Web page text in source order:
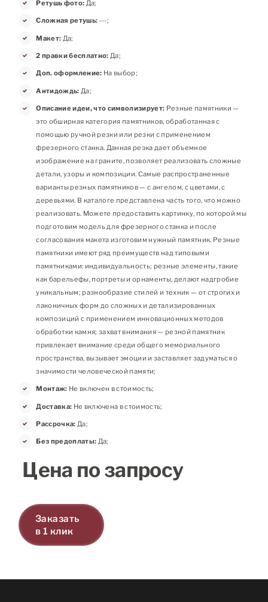
Ретушь фото: Да;
Сложная ретушь: ---;
Макет: Да;
2 правки бесплатно: Да;
Доп. оформление: На выбор;
Антидождь: Да;
Описание идеи, что символизирует: Резные памятники —
это обширная категория памятников, обработанная с
помощью ручной резки или резки с применением
фрезерного станка. Данная резка дает объемное
изображение на граните, позволяет реализовать сложные
детали, узоры и композиции. Самые распространенные
варианты резных памятников — с ангелом, с цветами, с
деревьями. В каталоге представлена часть того, что можно
реализовать. Можете предоставить картинку, по которой мы
подготовим модель для фрезерного станка и после
согласования макета изготовим нужный памятник. Резные
памятники имеют ряд преимуществ над типовыми
памятниками: индивидуальность; резные элементы, такие
как барельефы, портреты и орнаменты, делают надгробие
уникальным; разнообразие стилей и техник — от строгих и
лаконичных форм до сложных и детализированных
композиций с применением инновационных методов
обработки камня; захват внимания — резной памятник
привлекает внимание среди общего мемориального
пространства, вызывает эмоции и заставляет задуматься о
значимости человеческой памяти;
Монтаж: Не включен в стоимость;
Доставка: Не включена в стоимость;
Рассрочка: Да;
Без предоплаты: Да;
Цена по запросу
Заказать
в 1 клик